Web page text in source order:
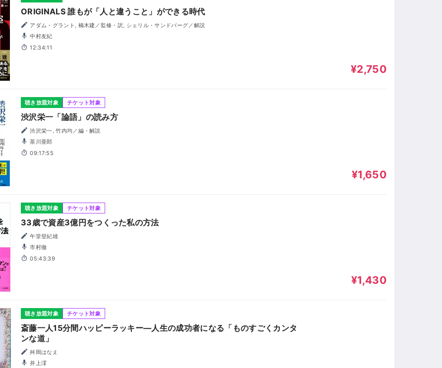
ORIGINALS 誰もが「人と違うこと」ができる時代
アダム・グラント, 楠木建／監修・訳, シェリル・サンドバーグ／解説
中村友紀
12:34:11
¥2,750
聴き放題対象 チケット対象
渋沢栄一「論語」の読み方
渋沢栄一, 竹内均／編・解説
茶川亜郎
09:17:55
¥1,650
聴き放題対象 チケット対象
33歳で資産3億円をつくった私の方法
午堂登紀雄
市村徹
05:43:39
¥1,430
聴き放題対象 チケット対象
斎藤一人15分間ハッピーラッキー―人生の成功者になる「ものすごくカンタ
ンな道」
舛岡はなえ
井上澪